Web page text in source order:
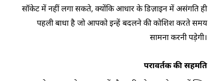
सॉकेट में नहीं लगा सकते, क्योंकि आधार के डिज़ाइन में असंगति ही
पहली बाधा है जो आपको इन्हें बदलने की कोशिश करते समय
सामना करनी पड़ेगी।
परावर्तक की सहमति